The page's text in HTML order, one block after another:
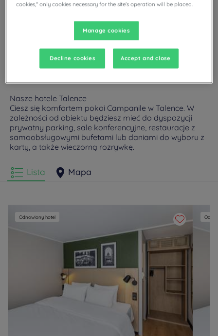
Planują Państwo pobyt w Talence i poszukują hotelu?
Campanile oferuje komfortowe pokoje i dobrą kuchnię w
Nasze hotele Talence
Ciesz się komfortem pokoi Campanile w Talence. W
zależności od obiektu będziesz mieć do dyspozycji
prywatny parking, sale konferencyjne, restauracje z
samoobsługowymi bufetami lub daniami do wyboru z
karty, a także wieczorną rozrywkę.
Lista Mapa
Odnowiony hotel
cookies," only cookies necessary for the site's operation will be placed.
Manage cookies
Decline cookies Accept and close